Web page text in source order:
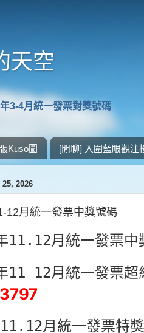
天空
3-4月統一發票對獎號碼
Kuso圖 [閒聊] 入圍藍眼觀注
2026
12月統一發票中獎號碼
11.12月統一發票中
11 12月統一發票超
月統一發票特